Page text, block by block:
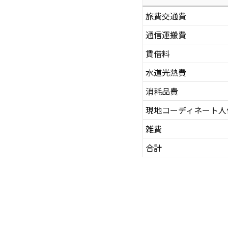
旅費交通費
通信運搬費
賃借料
水道光熱費
消耗品費
現地コーディネート
雑費
合計